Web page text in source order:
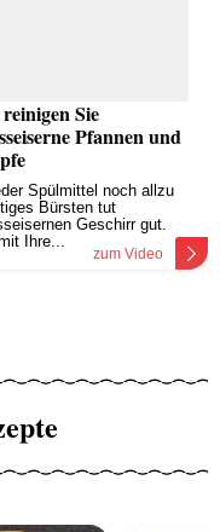
Sie
Pfannen und
Spülmittel noch allzu
Bürsten tut
Geschirr gut.
Ihre...
zum Video